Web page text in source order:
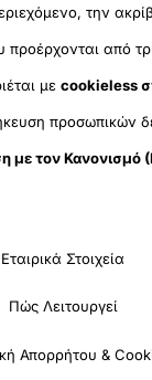
την
από
μεcookieless
προσωπικών
τον Κανονισμό
Εταιρικά Στοιχεία
Πώς Λειτουργεί
Απορρήτου &